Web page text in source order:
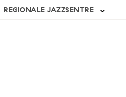
REGIONALE JAZZSENTRE